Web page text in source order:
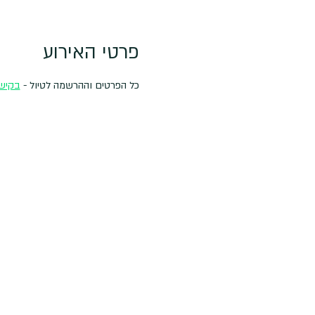
פרטי האירוע
כל הפרטים וההרשמה לטיול -